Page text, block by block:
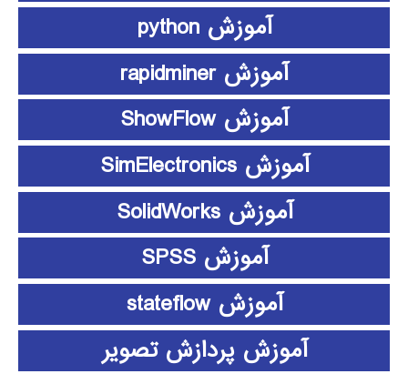
آموزش python
آموزش rapidminer
آموزش ShowFlow
آموزش SimElectronics
آموزش SolidWorks
آموزش SPSS
آموزش stateflow
آموزش پردازش تصویر